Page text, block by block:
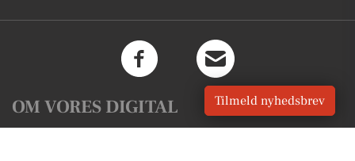
OM VORES DIGITAL Tilmeld nyhedsbrev